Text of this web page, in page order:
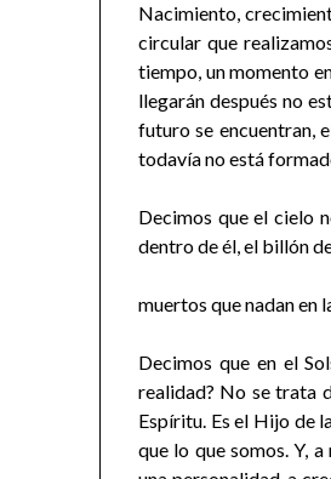
Nacimiento,
circular que
tiempo, un momento
llegarán después no
futuro se encuentran,
todavía no está
Decimos que el cielo
dentro de él, el billón
muertos que nadan en
Decimos que en el
realidad? No se trata
Espíritu. Es el Hijo de
que lo que somos. Y,